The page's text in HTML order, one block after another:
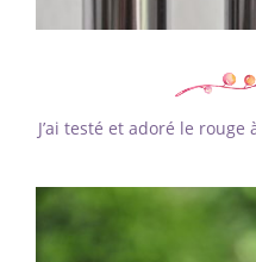
J’ai testé et adoré le